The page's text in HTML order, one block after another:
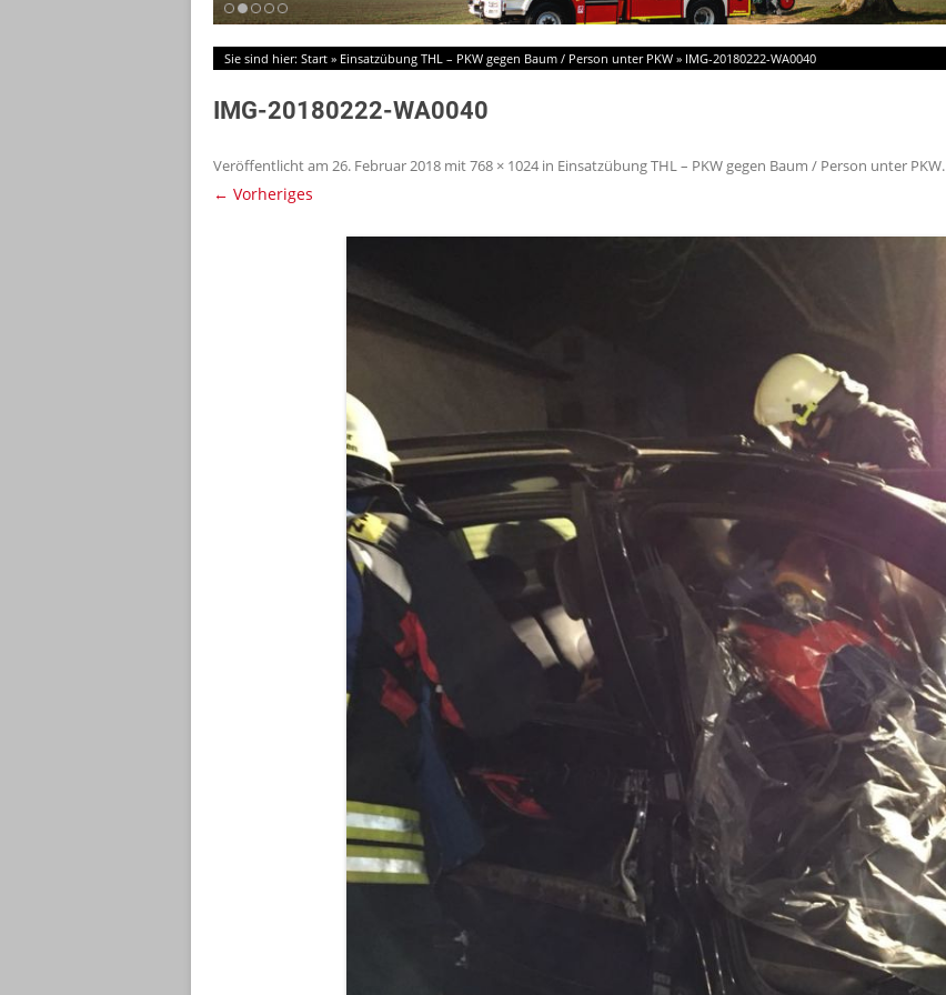
Sie sind hier: Start » Einsatzübung THL – PKW gegen Baum / Person unter PKW » IMG-20180222-WA0040
IMG-20180222-WA0040
Veröffentlicht am 26. Februar 2018 mit768 × 1024 in Einsatzübung THL – PKW gegen Baum / Person unter PKW.
← Vorheriges